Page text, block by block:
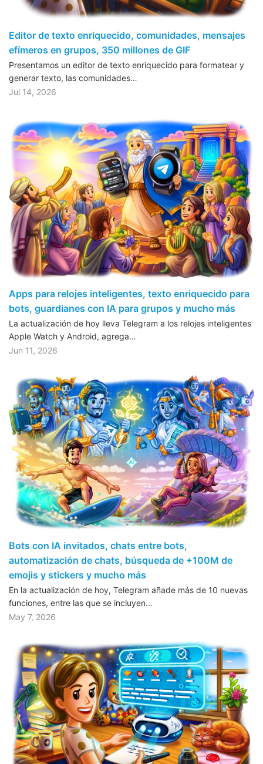
Editor de texto enriquecido, comunidades, mensajes
efímeros en grupos, 350 millones de GIF
Presentamos un editor de texto enriquecido para formatear y
generar texto, las comunidades…
Jul 14, 2026
Apps para relojes inteligentes, texto enriquecido para
bots, guardianes con IA para grupos y mucho más
La actualización de hoy lleva Telegram a los relojes inteligentes
Apple Watch y Android, agrega…
Jun 11, 2026
Bots con IA invitados, chats entre bots,
automatización de chats, búsqueda de +100M de
emojis y stickers y mucho más
En la actualización de hoy, Telegram añade más de 10 nuevas
funciones, entre las que se incluyen…
May 7, 2026